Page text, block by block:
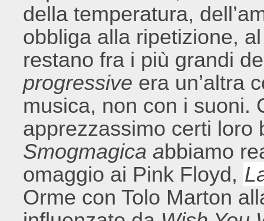
della temperatura,
obbliga alla ripetizione,
restano fra i più grandi
progressive era un’altra
musica, non con i suoni.
apprezzassimo certi loro
Smogmagica abbiamo
omaggio ai Pink Floyd,
Orme con Tolo Marton